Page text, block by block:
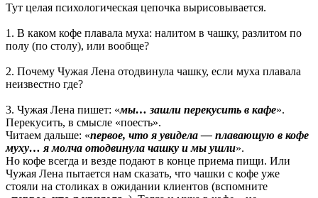
Тут целая психологическая цепочка вырисовывается.
1. В каком кофе плавала муха: налитом в чашку, разлитом по
полу (по столу), или вообще?
2. Почему Чужая Лена отодвинула чашку, если муха плавала
неизвестно где?
3. Чужая Лена пишет: «мы… зашли перекусить в кафе».
Перекусить, в смысле «поесть».
Читаем дальше: «первое, что я увидела — плавающую в кофе
муху… я молча отодвинула чашку и мы ушли».
Но кофе всегда и везде подают в конце приема пищи. Или
Чужая Лена пытается нам сказать, что чашки с кофе уже
стояли на столиках в ожидании клиентов (вспомните